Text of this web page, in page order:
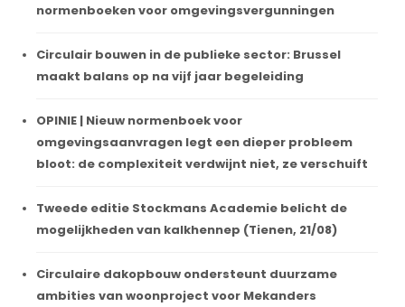
normenboeken voor omgevingsvergunningen
Circulair bouwen in de publieke sector: Brussel
maakt balans op na vijf jaar begeleiding
OPINIE | Nieuw normenboek voor
omgevingsaanvragen legt een dieper probleem
bloot: de complexiteit verdwijnt niet, ze verschuift
Tweede editie Stockmans Academie belicht de
mogelijkheden van kalkhennep (Tienen, 21/08)
Circulaire dakopbouw ondersteunt duurzame
ambities van woonproject voor Mekanders